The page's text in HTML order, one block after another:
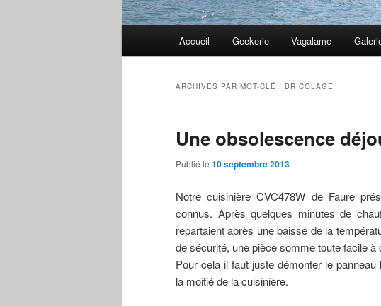
Accueil Geekerie Vagalame
ARCHIVES PAR MOT-CLÉ : BRICOLAGE
Une obsolescence
Publié le 10 septembre 2013
Notre cuisinière CVC478W de Faure
connus. Après quelques minutes de
repartaient après une baisse de la
de sécurité, une pièce somme toute facile à
Pour cela il faut juste démonter le
la moitié de la cuisinière.